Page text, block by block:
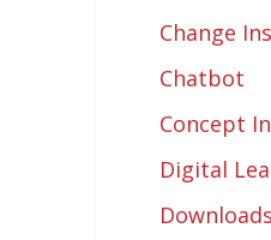
Change
Chatbot
Concept
Digital
Downloads